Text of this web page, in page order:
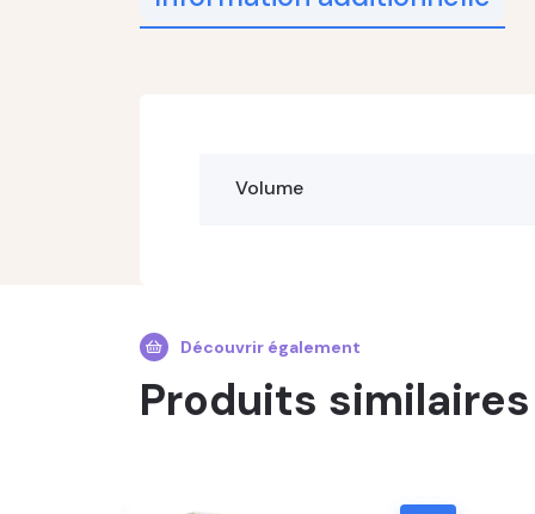
Volume
Découvrir également
Produits similaires